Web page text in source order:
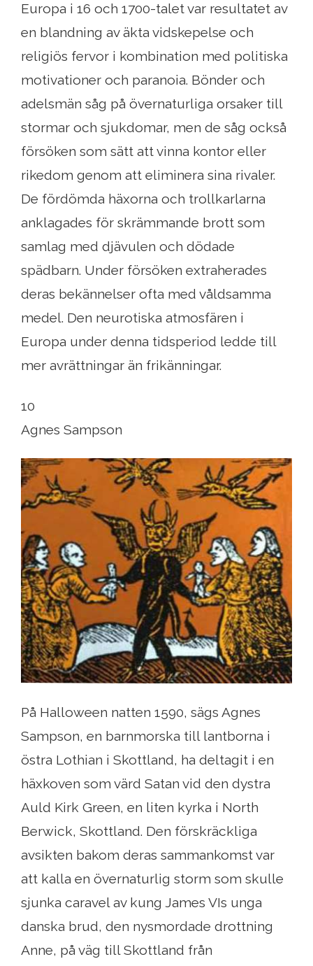
Europa i 16 och 1700-talet var resultatet av
en blandning av äkta vidskepelse och
religiös fervor i kombination med politiska
motivationer och paranoia. Bönder och
adelsmän såg på övernaturliga orsaker till
stormar och sjukdomar, men de såg också
försöken som sätt att vinna kontor eller
rikedom genom att eliminera sina rivaler.
De fördömda häxorna och trollkarlarna
anklagades för skrämmande brott som
samlag med djävulen och dödade
spädbarn. Under försöken extraherades
deras bekännelser ofta med våldsamma
medel. Den neurotiska atmosfären i
Europa under denna tidsperiod ledde till
mer avrättningar än frikänningar.
10
Agnes Sampson
På Halloween natten 1590, sägs Agnes
Sampson, en barnmorska till lantborna i
östra Lothian i Skottland, ha deltagit i en
häxkoven som värd Satan vid den dystra
Auld Kirk Green, en liten kyrka i North
Berwick, Skottland. Den förskräckliga
avsikten bakom deras sammankomst var
att kalla en övernaturlig storm som skulle
sjunka caravel av kung James VIs unga
danska brud, den nysmordade drottning
Anne, på väg till Skottland från